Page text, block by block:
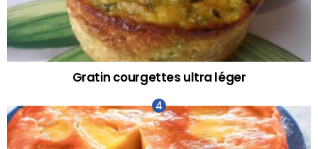
Gratin courgettes ultra léger